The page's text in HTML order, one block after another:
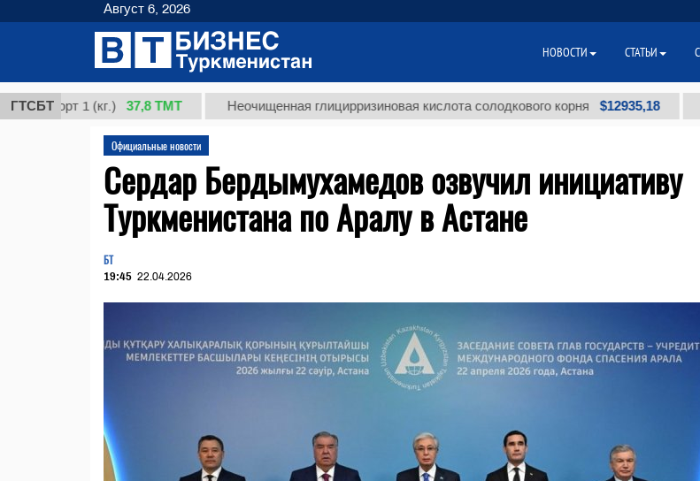
ГТСБТ
1 (кг.) 37,8 ТМТ Неочищенная глицирризиновая кислота солодкового корня $12935,18 Мазут
Официальные новости
Сердар Бердымухамедов озвучил инициативу
Туркменистана по Аралу в Астане
БТ
19:45 22.04.2026
Август 6, 2026
НОВОСТИ СТАТЬИ